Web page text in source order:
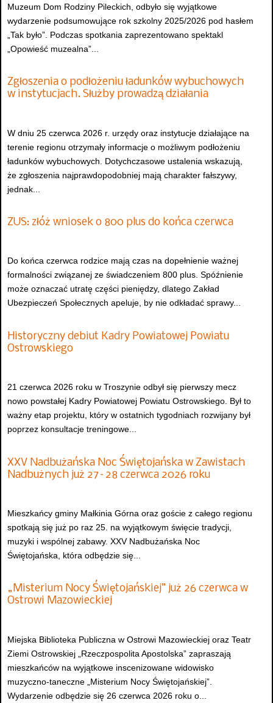
Muzeum Dom Rodziny Pileckich, odbyło się wyjątkowe
wydarzenie podsumowujące rok szkolny 2025/2026 pod hasłem
„Tak było”. Podczas spotkania zaprezentowano spektakl
„Opowieść muzealna”...
Zgłoszenia o podłożeniu ładunków wybuchowych
w instytucjach. Służby prowadzą działania
W dniu 25 czerwca 2026 r. urzędy oraz instytucje działające na
terenie regionu otrzymały informacje o możliwym podłożeniu
ładunków wybuchowych. Dotychczasowe ustalenia wskazują,
że zgłoszenia najprawdopodobniej mają charakter fałszywy,
jednak...
ZUS: złóż wniosek o 800 plus do końca czerwca
Do końca czerwca rodzice mają czas na dopełnienie ważnej
formalności związanej ze świadczeniem 800 plus. Spóźnienie
może oznaczać utratę części pieniędzy, dlatego Zakład
Ubezpieczeń Społecznych apeluje, by nie odkładać sprawy...
Historyczny debiut Kadry Powiatowej Powiatu
Ostrowskiego
21 czerwca 2026 roku w Troszynie odbył się pierwszy mecz
nowo powstałej Kadry Powiatowej Powiatu Ostrowskiego. Był to
ważny etap projektu, który w ostatnich tygodniach rozwijany był
poprzez konsultacje treningowe...
XXV Nadbużańska Noc Świętojańska w Zawistach
Nadbużnych już 27–28 czerwca 2026 roku
Mieszkańcy gminy Małkinia Górna oraz goście z całego regionu
spotkają się już po raz 25. na wyjątkowym święcie tradycji,
muzyki i wspólnej zabawy. XXV Nadbużańska Noc
Świętojańska, która odbędzie się...
„Misterium Nocy Świętojańskiej” już 26 czerwca w
Ostrowi Mazowieckiej
Miejska Biblioteka Publiczna w Ostrowi Mazowieckiej oraz Teatr
Ziemi Ostrowskiej „Rzeczpospolita Apostolska” zapraszają
mieszkańców na wyjątkowe inscenizowane widowisko
muzyczno-taneczne „Misterium Nocy Świętojańskiej”.
Wydarzenie odbędzie się 26 czerwca 2026 roku o...